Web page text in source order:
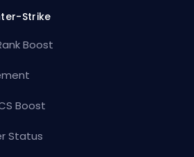
Strike
Boost
Boost
Status